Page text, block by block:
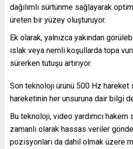
dağılımlı sürtünme sağlayarak
üreten bir yüzey oluşturuyor.
Ek olarak, yalnızca yakından
ıslak veya nemli koşullarda topa
sürerken tutuşu artırıyor.
Son teknoloji ürünü 500 Hz hareket
hareketinin her unsuruna dair bilgi
Bu teknoloji, video yardımcı
zamanlı olarak hassas veriler
pozisyonları da dahil olmak üzere